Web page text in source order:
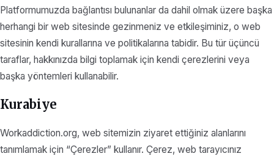
Platformumuzda bağlantısı bulunanlar da dahil olmak üzere başka
herhangi bir web sitesinde gezinmeniz ve etkileşiminiz, o web
sitesinin kendi kurallarına ve politikalarına tabidir. Bu tür üçüncü
taraflar, hakkınızda bilgi toplamak için kendi çerezlerini veya
başka yöntemleri kullanabilir.
Kurabiye
Workaddiction.org, web sitemizin ziyaret ettiğiniz alanlarını
tanımlamak için “Çerezler” kullanır. Çerez, web tarayıcınız